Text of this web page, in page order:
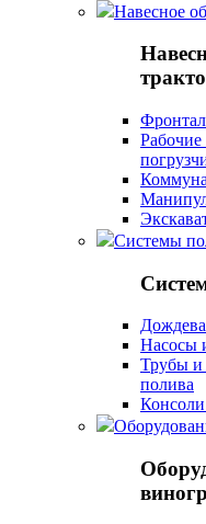
Навесное
Системы
Насосы
Трубы и
полива